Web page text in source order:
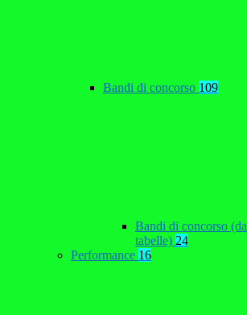
Bandi di concorso 109
Bandi di concorso
tabelle) 24
Performance 16